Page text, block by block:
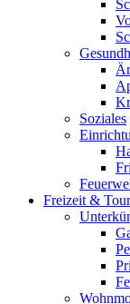
Soziales
Freizeit &